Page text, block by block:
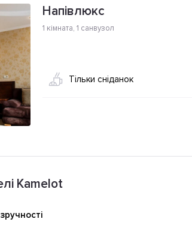
Напівлюкс
1 кімната, 1 санвузол
Тільки сніданок
Kamelot